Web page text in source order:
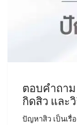
ตอบคำถา
กิดสิว และ
ปัญหาสิว เป็นเรื่